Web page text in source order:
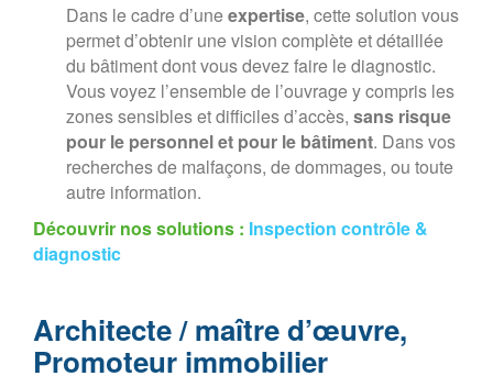
Dans le cadre d’uneexpertise, cette solution vous
permet d’obtenir une vision complète et détaillée
du bâtiment dont vous devez faire le diagnostic.
Vous voyez l’ensemble de l’ouvrage y compris les
zones sensibles et difficiles d’accès, sans risque
pour le personnel et pour le bâtiment. Dans vos
recherches de malfaçons, de dommages, ou toute
autre information.
Découvrir nos solutions : Inspection contrôle &
diagnostic
Architecte / maître d’œuvre,
Promoteur immobilier